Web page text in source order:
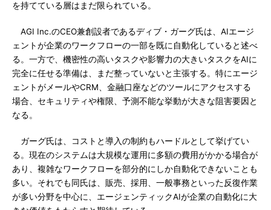
を持てている層はまだ限られている。
AGI Inc.のCEO兼創設者であるディブ・ガーグ氏は、AIエージ
ェントが企業のワークフローの一部を既に自動化していると述べ
る。一方で、機密性の高いタスクや影響力の大きいタスクをAIに
完全に任せる準備は、まだ整っていないと主張する。特にエージ
ェントがメールやCRM、金融口座などのツールにアクセスする
場合、セキュリティや権限、予測不能な挙動が大きな阻害要因と
なる。
ガーグ氏は、コストと導入の制約もハードルとして挙げてい
る。現在のシステムは大規模な運用に多額の費用がかかる場合が
あり、複雑なワークフローを部分的にしか自動化できないことも
多い。それでも同氏は、販売、採用、一般事務といった反復作業
が多い分野を中心に、エージェンティックAIが企業の自動化に大